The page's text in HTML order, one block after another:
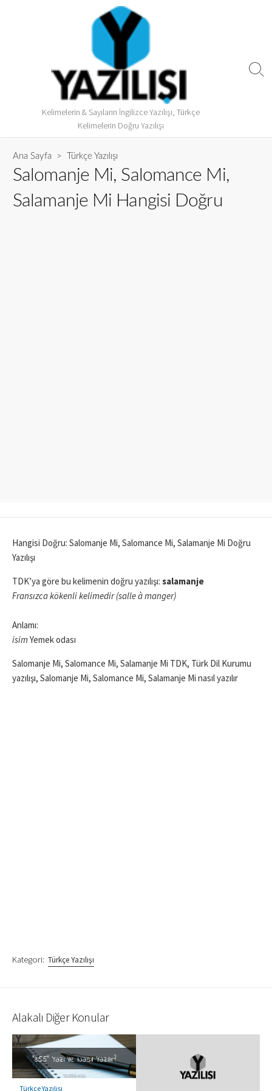
Kelimelerin & Sayıların İngilizce Yazılışı, Türkçe
Kelimelerin Doğru Yazılışı
Ana Sayfa > Türkçe Yazılışı
Salomanje Mi, Salomance Mi,
Salamanje Mi Hangisi Doğru
Hangisi Doğru: Salomanje Mi, Salomance Mi, Salamanje Mi Doğru
Yazılışı
TDK’ya göre bu kelimenin doğru yazılışı: salamanje
Fransızca kökenli kelimedir (salle à manger)
Anlamı:
isimYemek odası
Salomanje Mi, Salomance Mi, Salamanje Mi TDK, Türk Dil Kurumu
yazılışı, Salomanje Mi, Salomance Mi, Salamanje Mi nasıl yazılır
Kategori: Türkçe Yazılışı
Alakalı Diğer Konular
Türkçe Yazılışı